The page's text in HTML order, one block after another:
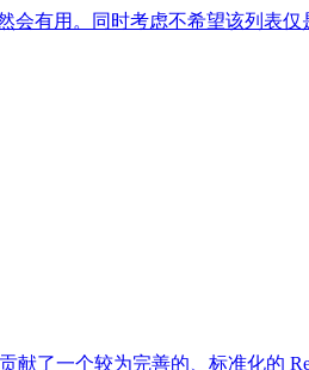
有用。同时考虑不希望该列表
了一个较为完善的、标准化的